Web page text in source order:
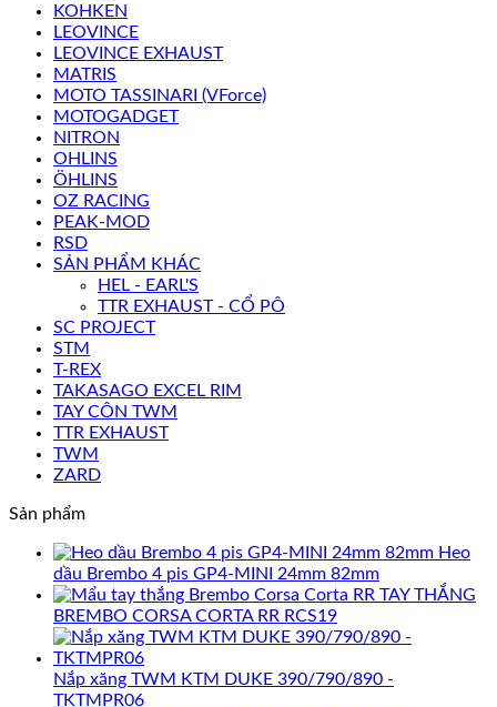
KOHKEN
LEOVINCE
LEOVINCE EXHAUST
MATRIS
MOTO TASSINARI (VForce)
MOTOGADGET
NITRON
OHLINS
ÖHLINS
OZ RACING
PEAK-MOD
RSD
SẢN PHẨM KHÁC
HEL - EARL'S
TTR EXHAUST - CỔ PÔ
SC PROJECT
STM
T-REX
TAKASAGO EXCEL RIM
TAY CÔN TWM
TTR EXHAUST
TWM
ZARD
Sản phẩm
Heo
dầu Brembo 4 pis GP4-MINI 24mm 82mm
TAY THẮNG
BREMBO CORSA CORTA RR RCS19
Nắp xăng TWM KTM DUKE 390/790/890 -
TKTMPR06